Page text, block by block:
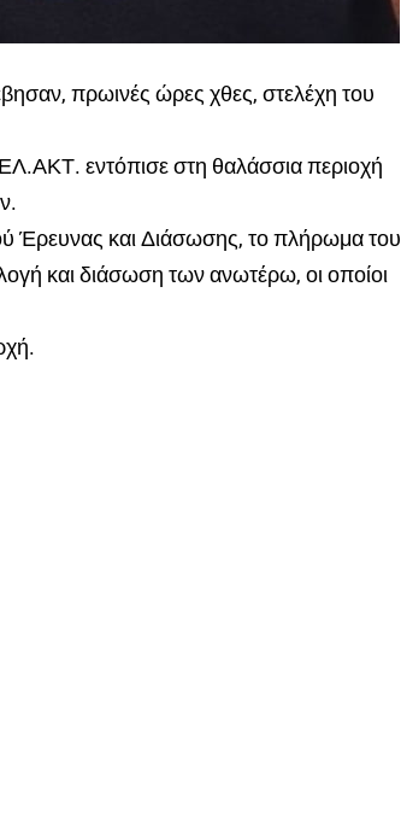
πρωινές ώρες χθες, στελέχη του
εντόπισε στη θαλάσσια περιοχή
Έρευνας και Διάσωσης, το πλήρωμα του
και διάσωση των ανωτέρω, οι οποίοι